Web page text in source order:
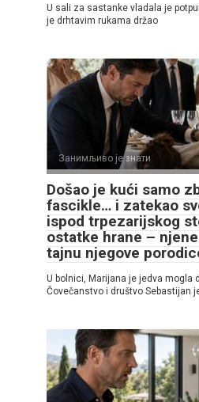
U sali za sastanke vladala je
je drhtavim rukama držao
Занимљиво је знати
Došao je kući samo
fascikle… i zatekao
ispod trpezarijskog
ostatke hrane –
tajnu njegove
U bolnici, Marijana je jedva mogla
Čovečanstvo i društvo Sebastijan